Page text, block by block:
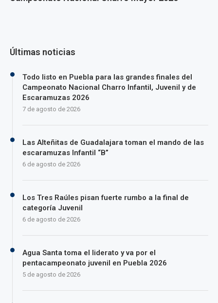
Últimas noticias
Todo listo en Puebla para las grandes finales del
Campeonato Nacional Charro Infantil, Juvenil y de
Escaramuzas 2026
7 de agosto de 2026
Las Alteñitas de Guadalajara toman el mando de las
escaramuzas Infantil “B”
6 de agosto de 2026
Los Tres Raúles pisan fuerte rumbo a la final de
categoría Juvenil
6 de agosto de 2026
Agua Santa toma el liderato y va por el
pentacampeonato juvenil en Puebla 2026
5 de agosto de 2026